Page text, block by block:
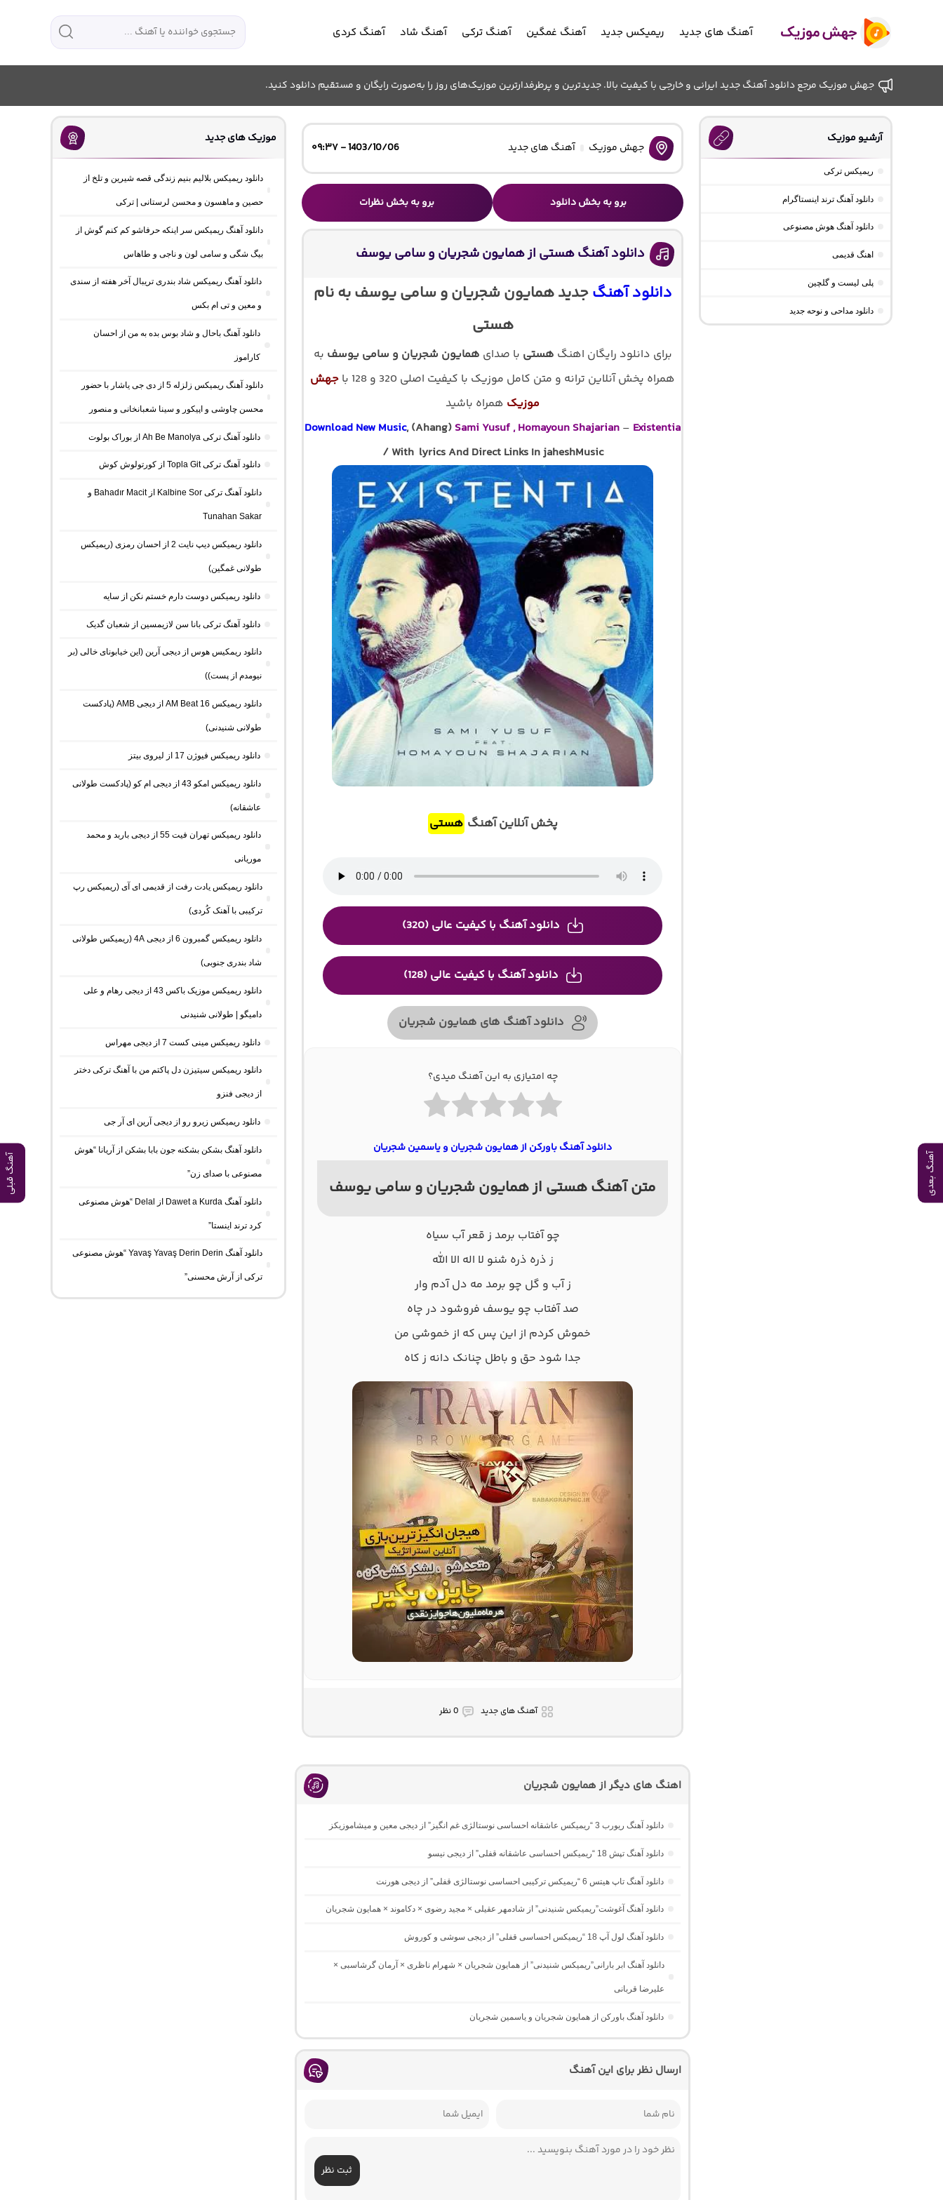
آهنگ بعدی آهنگ قبلی
آهنگ های جدید ریمیکس جدید آهنگ غمگین آهنگ ترکی آهنگ شاد آهنگ کردی
جهش موزیک مرجع دانلود آهنگ جدید ایرانی و خارجی با کیفیت بالا. جدیدترین و پرطرفدارترین موزیک‌های روز را به‌صورت رایگان و مستقیم دانلود کنید.
جهش موزیک آهنگ های جدید 1403/10/06 - ۰۹:۳۷
برو به بخش دانلود برو به بخش نظرات
دانلود آهنگ هستی از همایون شجریان و سامی یوسف
دانلود آهنگجدید همایون شجریان و سامی یوسف به نام
هستی
برای دانلود رایگان اهنگ هستی با صدای همایون شجریان و سامی یوسف به
همراه پخش آنلاین ترانه و متن کامل موزیک با کیفیت اصلی 320 و 128 با
جهش
موزیک همراه باشید
Download New Music, (Ahang) Sami Yusuf , Homayoun Shajarian – Existentia
/ With lyrics And Direct Links In jaheshMusic
پخش آنلاین آهنگ هستی
دانلود آهنگ با کیفیت عالی (320)
دانلود آهنگ با کیفیت عالی (128)
دانلود آهنگ های همایون شجریان
چه امتیازی به این آهنگ میدی؟
دانلود آهنگ باورکن از همایون شجریان و یاسمین شجریان
متن آهنگ هستی از همایون شجریان و سامی یوسف
ﭼﻮ آﻓﺘﺎب ﺑﺮﻣﺪ ز ﻗﻌﺮ آب ﺳﻴﺎه
ز ذره ذره ﺷﻨﻮ ﻟﺎ اﻟﻪ اﻟﺎ اﻟﻠﻪ
ز آب و ﮔﻞ ﭼﻮ ﺑﺮﻣﺪ ﻣﻪ دل آدم وار
ﺻﺪ آﻓﺘﺎب ﭼﻮ ﻳﻮﺳﻒ ﻓﺮوﺷﻮد در ﭼﺎه
ﺧﻤﻮش ﻛﺮدم از اﻳﻦ ﭘﺲ ﻛﻪ از ﺧﻤﻮﺷﻰ ﻣﻦ
ﺟﺪا ﺷﻮد ﺣﻖ و ﺑﺎﻃﻞ ﭼﻨﺎﻧﮏ داﻧﻪ ز ﻛﺎه
آهنگ های جدید 0 نظر
اهنگ های دیگر از همایون شجریان
دانلود آهنگ ریورب 3 “ریمیکس عاشقانه احساسی نوستالژی غم انگیز” از دیجی معین و میشاموزیکز
دانلود آهنگ تپش 18 “ریمیکس احساسی عاشقانه قفلی” از دیجی نیسو
دانلود آهنگ تاپ هیتس 6 “ریمیکس ترکیبی احساسی نوستالژی قفلی” از دیجی هورنت
دانلود آهنگ آغوشت”ریمیکس شنیدنی” از شادمهر عقیلی × مجید رضوی × دکاموند × همایون شجریان
دانلود آهنگ لول آپ 18 “ریمیکس احساسی قفلی” از دیجی سوشی و کوروش
دانلود آهنگ ابر بارانی”ریمیکس شنیدنی” از همایون شجریان × شهرام ناظری × آرمان گرشاسبی ×
علیرضا قربانی
دانلود آهنگ باورکن از همایون شجریان و یاسمین شجریان
ارسال نظر برای این آهنگ
ثبت نظر
آرشیو موزیک
ریمیکس ترکی
دانلود آهنگ ترند اینستاگرام
دانلود آهنگ هوش مصنوعی
اهنگ قدیمی
پلی لیست و گلچین
دانلود مداحی و نوحه جدید
موزیک های جدید
دانلود ریمیکس بلالیم بنیم زندگی قصه شیرین و تلخ از
حصین و ماهسون و محسن لرستانی | ترکی
دانلود آهنگ ریمیکس سر اینکه حرفاشو کم کنم گوش از
بیگ شگی و سامی لون و ناجی و طاهاس
دانلود آهنگ ریمیکس شاد بندری تریبال آخر هفته از سندی
و معین و تی ام بکس
دانلود آهنگ باحال و شاد بوس بده به من از احسان
کاراموز
دانلود آهنگ ریمیکس زلزله 5 از دی جی یاشار با حضور
محسن چاوشی و اپیکور و سینا شعبانخانی و منصور
دانلود آهنگ ترکی Ah Be Manolya از بوراک بولوت
دانلود آهنگ ترکی Topla Git از کورتولوش کوش
دانلود آهنگ ترکی Kalbine Sor از Bahadır Macit و
Tunahan Sakar
دانلود ریمیکس دیپ نایت 2 از احسان رمزی (ریمیکس
طولانی غمگین)
دانلود ریمیکس دوست دارم خستم نکن از سایه
دانلود آهنگ ترکی بانا سن لازیمسین از شعبان گدیک
دانلود ریمکیس هوس از دیجی آرین (این خیابونای خالی (بر
نیومدم از پست))
دانلود ریمیکس AM Beat 16 از دیجی AMB (پادکست
طولانی شنیدنی)
دانلود ریمیکس فیوژن 17 از لیروی بیتز
دانلود ریمیکس امکو 43 از دیجی ام کو (پادکست طولانی
عاشقانه)
دانلود ریمیکس تهران فیت 55 از دیجی باربد و محمد
موریانی
دانلود ریمیکس یادت رفت از قدیمی ای آی (ریمیکس رپ
ترکیبی با آهنک کُردی)
دانلود ریمیکس گمبرون 6 از دیجی 4A (ریمیکس طولانی
شاد بندری جنوبی)
دانلود ریمیکس موزیک باکس 43 از دیجی رهام و علی
دامیگو | طولانی شنیدنی
دانلود ریمیکس مینی کست 7 از دیجی مهراس
دانلود ریمیکس سیتیزن دل پاکتم من با آهنگ ترکی دختر
از دیجی فنزو
دانلود ریمیکس زیرو رو از دیجی آرین ای آر جی
دانلود آهنگ بشکن بشکنه جون بابا بشکن از آریانا “هوش
مصنوعی با صدای زن”
دانلود آهنگ Dawet a Kurda از Delal “هوش مصنوعی
کرد ترند اینستا”
دانلود آهنگ Yavaş Yavaş Derin Derin “هوش مصنوعی
ترکی از آرش محسنی”